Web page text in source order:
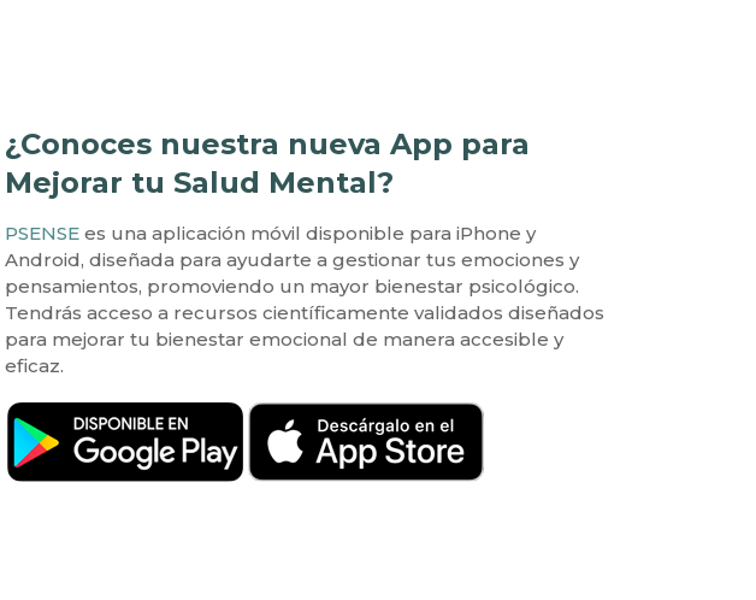
¿Conoces nuestra nueva App para
Mejorar tu Salud Mental?
PSENSE es una aplicación móvil disponible para iPhone y
Android, diseñada para ayudarte a gestionar tus emociones y
pensamientos, promoviendo un mayor bienestar psicológico.
Tendrás acceso a recursos científicamente validados diseñados
para mejorar tu bienestar emocional de manera accesible y
eficaz.